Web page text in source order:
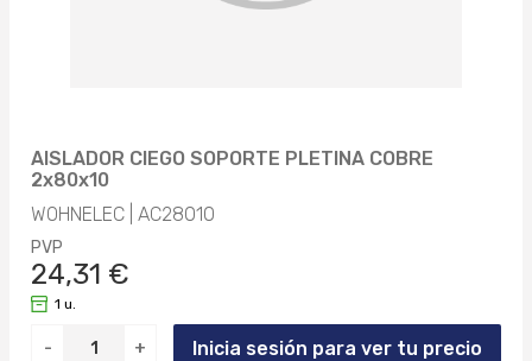
AISLADOR CIEGO SOPORTE PLETINA COBRE
2x80x10
WOHNELEC | AC28010
PVP
24,31 €
- +
1 u.
Inicia sesión para ver tu precio